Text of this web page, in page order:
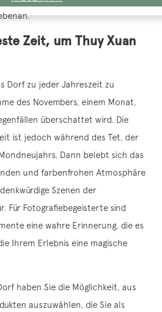
Zeit, um Thuy Xuan
Dorf zu jeder Jahreszeit zu
des Novembers, einem Monat,
überschattet wird. Die
ist jedoch während des Tet, der
Dann belebt sich das
und farbenfrohen Atmosphäre
Szenen der
Für Fotografiebegeisterte sind
eine wahre Erinnerung, die es
Ihrem Erlebnis eine magische
haben Sie die Möglichkeit, aus
auszuwählen, die Sie als